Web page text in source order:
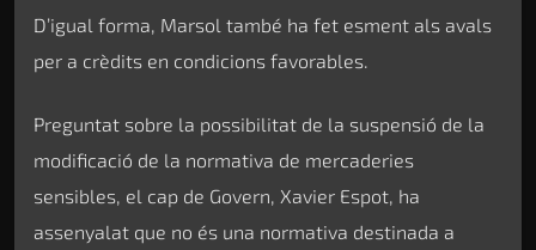
D’igual forma, Marsol també ha fet esment als avals
per a crèdits en condicions favorables.
Preguntat sobre la possibilitat de la suspensió de la
modificació de la normativa de mercaderies
sensibles, el cap de Govern, Xavier Espot, ha
assenyalat que no és una normativa destinada a